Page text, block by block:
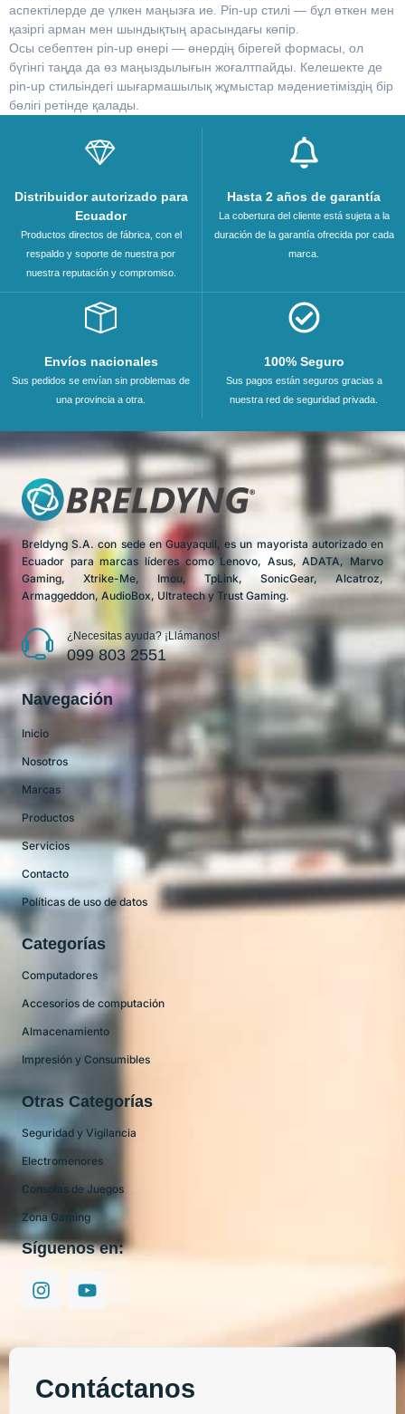
аспектілерде де үлкен маңызға ие. Pin-up стилі — бұл өткен мен
қазіргі арман мен шындықтың арасындағы көпір.
Осы себептен pin-up өнері — өнердің бірегей формасы, ол
бүгінгі таңда да өз маңыздылығын жоғалтпайды. Келешекте де
pin-up стильіндегі шығармашылық жұмыстар мәдениетіміздің бір
бөлігі ретінде қалады.
Distribuidor autorizado para
Ecuador
Productos directos de fábrica, con el
respaldo y soporte de nuestra por
nuestra reputación y compromiso.
Hasta 2 años de garantía
La cobertura del cliente está sujeta a la
duración de la garantía ofrecida por cada
marca.
Envíos nacionales
Sus pedidos se envían sin problemas de
una provincia a otra.
100% Seguro
Sus pagos están seguros gracias a
nuestra red de seguridad privada.
Breldyng S.A. con sede en Guayaquil, es un mayorista autorizado en
Ecuador para marcas líderes como Lenovo, Asus, ADATA, Marvo
Gaming, Xtrike-Me, Imou, TpLink, SonicGear, Alcatroz,
Armaggeddon, AudioBox, Ultratech y Trust Gaming.
¿Necesitas ayuda? ¡Llámanos!
099 803 2551
Navegación
Inicio
Nosotros
Marcas
Productos
Servicios
Contacto
Políticas de uso de datos
Categorías
Computadores
Accesorios de computación
Almacenamiento
Impresión y Consumibles
Otras Categorías
Seguridad y Vigilancia
Electromenores
Consolas de Juegos
Zona Gaming
Síguenos en:
Contáctanos